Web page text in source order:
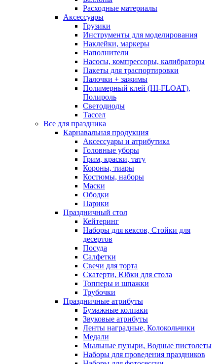
Расходные материалы
Аксессуары
Грузики
Инструменты для моделирования
Наклейки, маркеры
Наполнители
Насосы, компрессоры, калибраторы
Пакеты для траспортировки
Палочки + зажимы
Полимерный клей (HI-FLOAT),
Полироль
Светодиоды
Тассел
Все для праздника
Карнавальная продукция
Аксессуары и атрибутика
Головные уборы
Грим, краски, тату
Короны, тиары
Костюмы, наборы
Маски
Ободки
Парики
Праздничный стол
Кейтеринг
Наборы для кексов, Стойки для
десертов
Посуда
Салфетки
Свечи для торта
Скатерти, Юбки для стола
Топперы и шпажки
Трубочки
Праздничные атрибуты
Бумажные колпаки
Звуковые атрибуты
Ленты наградные, Колокольчики
Медали
Мыльные пузыри, Водные пистолеты
Наборы для проведения праздников